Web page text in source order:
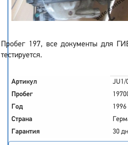
Пробег 197, все документы для
тестируется.
Артикул
JU1/
Пробег
Год
1996
Страна
Гарантия
30